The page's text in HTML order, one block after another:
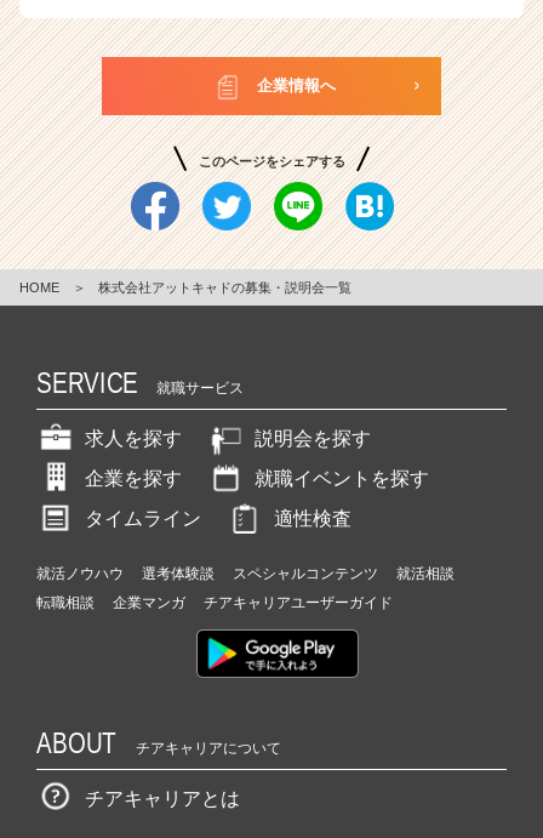
企業情報へ
このページをシェアする
HOME ＞ 株式会社アットキャドの募集・説明会一覧
SERVICE 就職サービス
求人を探す
説明会を探す
企業を探す
就職イベントを探す
タイムライン
適性検査
就活ノウハウ 選考体験談 スペシャルコンテンツ
就活相談
転職相談
企業マンガ チアキャリアユーザーガイド
ABOUT チアキャリアについて
チアキャリアとは